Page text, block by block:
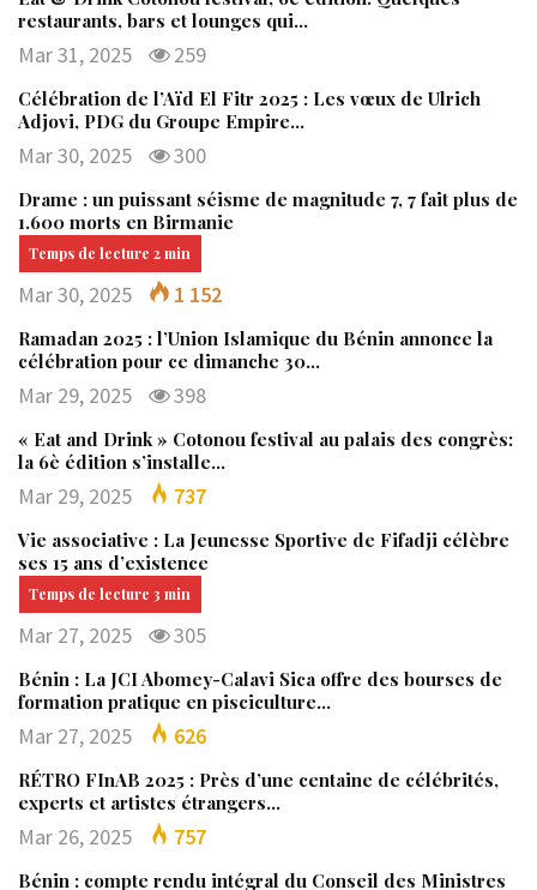
restaurants, bars et lounges qui…
Mar 31, 2025 259
Célébration de l’Aïd El Fitr 2025 : Les vœux de Ulrich
Adjovi, PDG du Groupe Empire…
Mar 30, 2025 300
Drame : un puissant séisme de magnitude 7, 7 fait plus de
1.600 morts en Birmanie
Mar 30, 2025 1 152
Ramadan 2025 : l’Union Islamique du Bénin annonce la
célébration pour ce dimanche 30…
Mar 29, 2025 398
« Eat and Drink » Cotonou festival au palais des congrès:
la 6è édition s’installe…
Mar 29, 2025 737
Vie associative : La Jeunesse Sportive de Fifadji célèbre
ses 15 ans d’existence
Mar 27, 2025 305
Bénin : La JCI Abomey-Calavi Sica offre des bourses de
formation pratique en pisciculture…
Mar 27, 2025 626
RÉTRO FInAB 2025 : Près d’une centaine de célébrités,
experts et artistes étrangers…
Mar 26, 2025 757
Bénin : compte rendu intégral du Conseil des Ministres